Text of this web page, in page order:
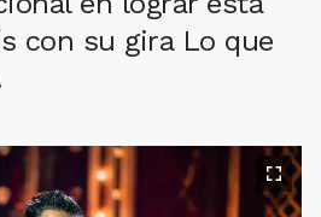
con su gira Lo que